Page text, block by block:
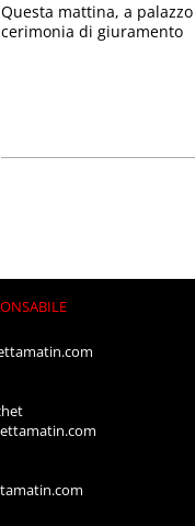
Questa mattina, a
cerimonia di giuramento